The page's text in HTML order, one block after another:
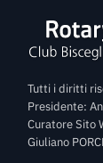
Tutti i diritti
Presidente:
Curatore Sito
Giuliano